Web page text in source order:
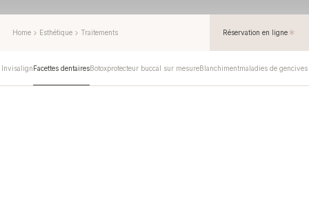
Home Esthétique Traitements Réservation en ligne
InvisalignFacettes dentairesBotoxprotecteur buccal sur mesureBlanchimentmaladies de gencives